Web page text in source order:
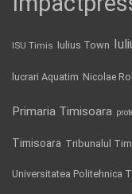
ISU Timis Iulius Town
lucrari Aquatim Nicolae
Primaria Timisoara
Timisoara Tribunalul
Universitatea Politehnica